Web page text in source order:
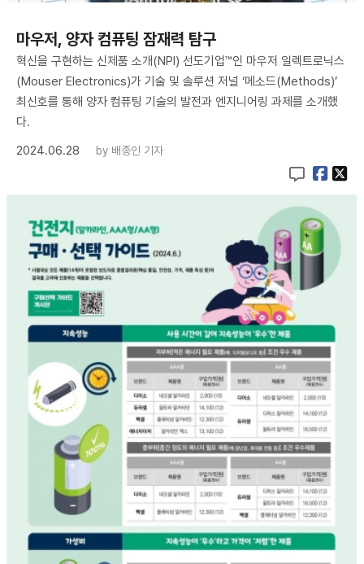
마우저, 양자 컴퓨팅 잠재력 탐구
혁신을 구현하는 신제품 소개(NPI) 선도기업™인 마우저 일렉트로닉스
(Mouser Electronics)가 기술 및 솔루션 저널 ‘메소드(Methods)’
최신호를 통해 양자 컴퓨팅 기술의 발전과 엔지니어링 과제를 소개했
다.
2024.06.28
by 배종인 기자